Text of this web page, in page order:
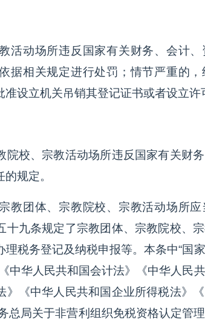
活动场所违反国家有关财务、会计
据相关规定进行处罚；情节严重的
设立机关吊销其登记证书或者设立许
院校、宗教活动场所违反国家有关财
规定。
教团体、宗教院校、宗教活动场所
十九条规定了宗教团体、宗教院校、
理税务登记及纳税申报等。本条中“国
中华人民共和国会计法》《中华人民
》《中华人民共和国企业所得税法》
总局关于非营利组织免税资格认定管